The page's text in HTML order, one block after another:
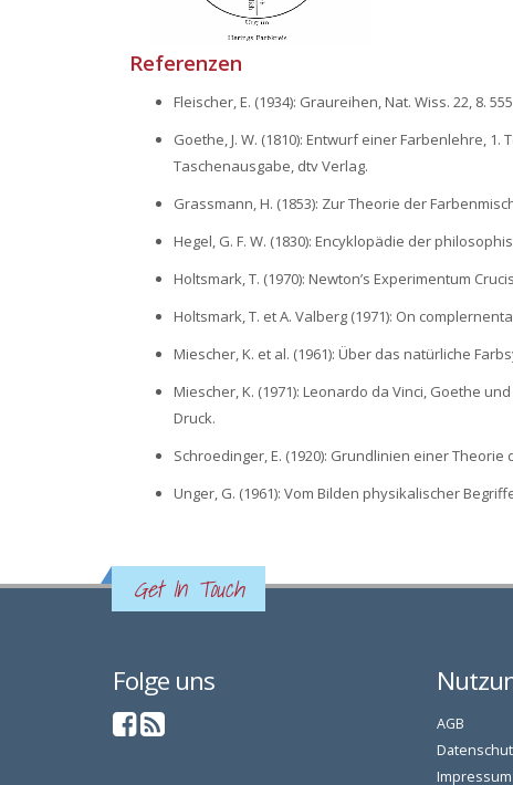
Referenzen
Fleischer, E. (1934): Graureihen, Nat. Wiss. 22, 8.
Goethe, J. W. (1810): Entwurf einer Farbenlehre,
Taschenausgabe, dtv Verlag.
Grassmann, H. (1853): Zur Theorie der
Hegel, G. F. W. (1830): Encyklopädie der
Holtsmark, T. (1970): Newton’s Experimentum
Holtsmark, T. et A. Valberg (1971): On
Miescher, K. et al. (1961): Über das natürliche
Miescher, K. (1971): Leonardo da Vinci, Goethe
Druck.
Schroedinger, E. (1920): Grundlinien einer
Unger, G. (1961): Vom Bilden physikalischer
Get In Touch
Folge uns
AGB
Impressum